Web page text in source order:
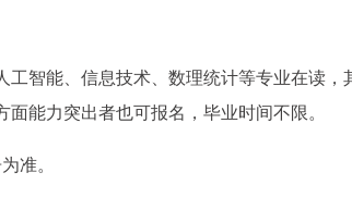
智能、信息技术、数理统计等专业在读，
能力突出者也可报名，毕业时间不限。
准。